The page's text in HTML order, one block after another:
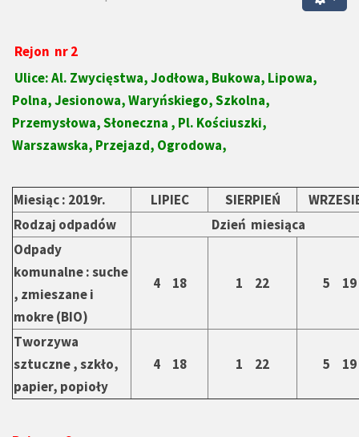
Rejon nr 2
Ulice: Al. Zwycięstwa, Jodłowa, Bukowa, Lipowa,
Polna, Jesionowa, Waryńskiego, Szkolna,
Przemysłowa, Słoneczna , Pl. Kościuszki,
Warszawska, Przejazd, Ogrodowa,
Miesiąc : 2019r. LIPIEC SIERPIEŃ
Rodzaj odpadów
Dzień miesiąca
Odpady
komunalne : suche
, zmieszane i
mokre (BIO)
4 18 1 22 5 19
Tworzywa
sztuczne , szkło,
papier, popioły
4 18 1 22 5 19